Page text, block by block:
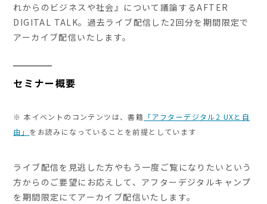
れからのビジネスや社会』について議論するAFTER
DIGITAL TALK。過去ライブ配信した2回分を期間限定で
アーカイブ配信いたします。
セミナー概要
※ 本イベントのコンテンツは、書籍 「アフターデジタル2 UXと自
由」 をお読みになっていることを前提としています
ライブ配信を見逃した方やもう一度ご覧になりたいという
方からのご要望にお応えして、アフターデジタルキャンプ
を期間限定にてアーカイブ配信いたします。